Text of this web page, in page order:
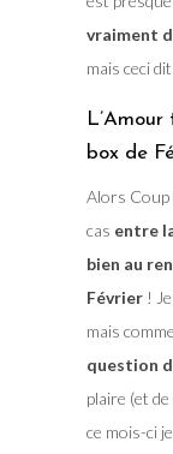
vraiment
mais ceci
box de
Alors Coup
cas entre
bien au
Février! Je
mais
question
plaire (et
ce mois-ci